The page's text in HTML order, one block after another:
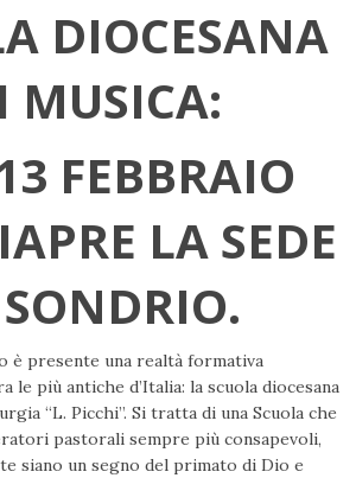
DIOCESANA
MUSICA:
FEBBRAIO
LA SEDE
è presente una realtà formativa
le più antiche d’Italia: la scuola diocesana
“L. Picchi”. Si tratta di una Scuola che
pastorali sempre più consapevoli,
siano un segno del primato di Dio e